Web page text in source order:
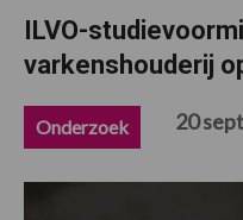
ILVO-
varkenshouderij
Onderzoek 20